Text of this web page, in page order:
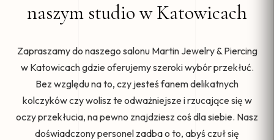
naszym studio w Katowicach
Zapraszamy do naszego salonu Martin Jewelry & Piercing
w Katowicach gdzie oferujemy szeroki wybór przekłuć.
Bez względu na to, czy jesteś fanem delikatnych
kolczyków czy wolisz te odważniejsze i rzucające się w
oczy przekłucia, na pewno znajdziesz coś dla siebie. Nasz
doświadczony personel zadba o to, abyś czuł się